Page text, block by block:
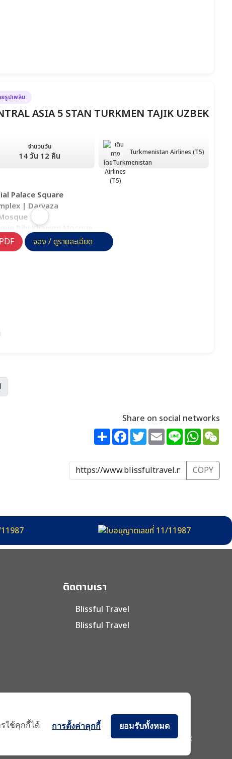
ยรูปเพลิน
ASIA 5 STAN TURKMEN TAJIK UZBEK
จำนวนวัน
14 วัน 12 คืน Turkmenistan Airlines (T5)
Palace Square
| Darvaza
Bibi Khanym Mosque
| Charyn Canyon
จอง / ดูรายละเอียด
Share on social networks
ShareFacebook
TwitterEmailLine
COPY
ติดตามเรา
Blissful Travel
Blissful Travel
ใช้คุกกี้ได้
ยอมรับทั้งหมด
การตั้งค่าคุกกี้
🙏 สนใจโปรแกรมทัวร์ ติดต่อสอบถามได้เลย 🤗